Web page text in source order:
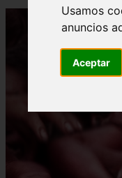
Usamos
anuncios
Aceptar